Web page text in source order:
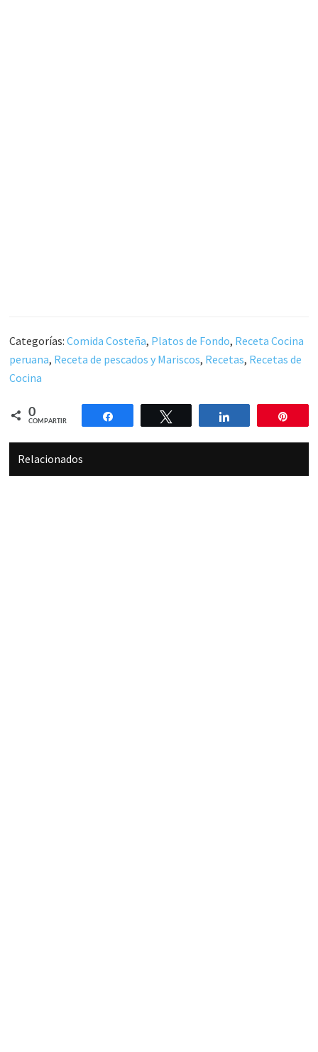
Categorías:Comida Costeña, Platos de Fondo, Receta Cocina
peruana, Receta de pescados y Mariscos, Recetas, Recetas de
Cocina
0
COMPARTIR
Compartir Compartir
Relacionados